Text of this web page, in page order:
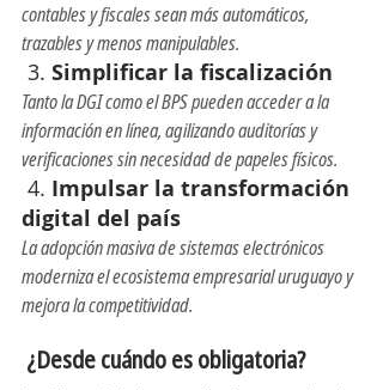
contables y fiscales sean más automáticos,
trazables y menos manipulables.
3. Simplificar la fiscalización
Tanto la DGI como el BPS pueden acceder a la
información en línea, agilizando auditorías y
verificaciones sin necesidad de papeles físicos.
4. Impulsar la transformación
digital del país
La adopción masiva de sistemas electrónicos
moderniza el ecosistema empresarial uruguayo y
mejora la competitividad.
¿Desde cuándo es obligatoria?